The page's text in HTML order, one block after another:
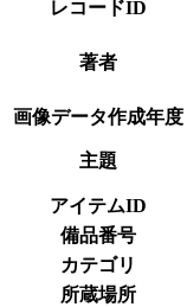
レコードID
著者
画像データ作成年度
主題
アイテムID
備品番号
カテゴリ
所蔵場所